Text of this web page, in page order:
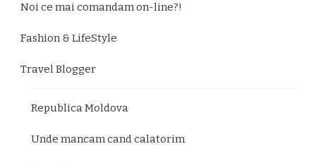
Noi ce mai comandam on-line?!
Fashion & LifeStyle
Travel Blogger
Republica Moldova
Unde mancam cand calatorim